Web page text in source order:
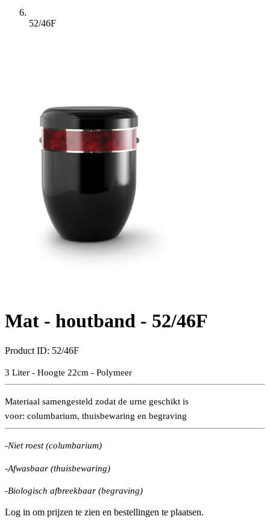
52/46F
Mat - houtband - 52/46F
Product ID: 52/46F
3 Liter - Hoogte 22cm - Polymeer
Materiaal samengesteld zodat de urne geschikt is
voor: columbarium, thuisbewaring en begraving
-Niet roest (columbarium)
-Afwasbaar (thuisbewaring)
-Biologisch afbreekbaar (begraving)
Log in om prijzen te zien en bestellingen te plaatsen.